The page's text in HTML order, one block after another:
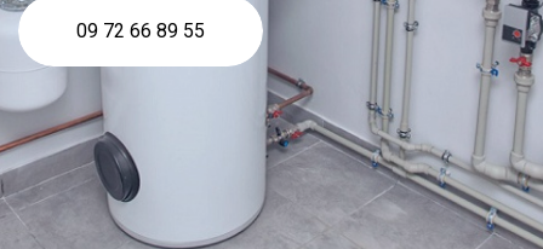
09 72 66 89 55